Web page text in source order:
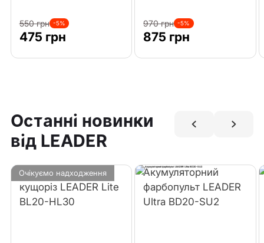
550 грн -5%
475 грн
970 грн -5%
875 грн
Останні новинки
від LEADER
Очікуємо надходження
Акумуляторний
кущоріз LEADER Lite
BL20-HL30
Акумуляторний
фарбопульт LEADER
Ultra BD20-SU2